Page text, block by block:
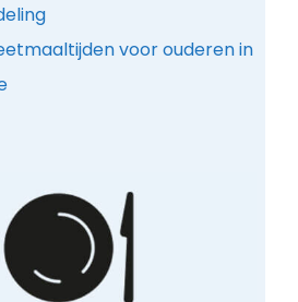
voor ouderen in